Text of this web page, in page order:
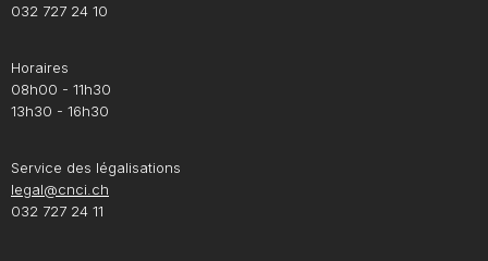
032 727 24 10
Horaires
08h00 - 11h30
13h30 - 16h30
Service des légalisations
legal@cnci.ch
032 727 24 11